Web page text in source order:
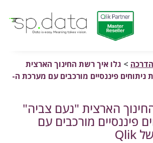
> גלו איך רשת החינוך הארצית
פיננסיים מורכבים עם מערכת ה-
הארצית "נעם צביה"
פיננסיים מורכבים עם